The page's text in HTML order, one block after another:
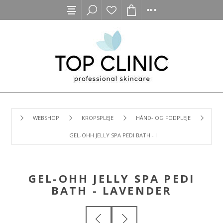
WEBSHOP KROPSPLEJE HÅND- OG FODPLEJE
GEL-OHH JELLY SPA PEDI BATH - LAVENDER
GEL-OHH JELLY SPA PEDI
BATH - LAVENDER